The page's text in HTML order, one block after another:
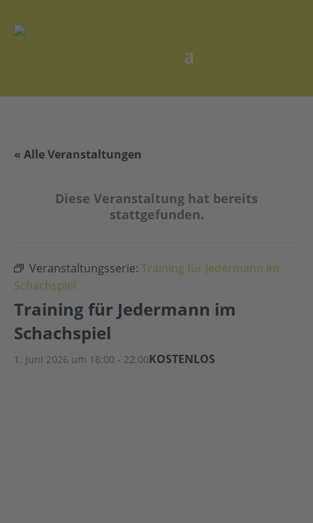
« Alle Veranstaltungen
Diese Veranstaltung hat bereits
stattgefunden.
Veranstaltungsserie: Training für Jedermann im
Schachspiel
Training für Jedermann im
Schachspiel
1. Juni 2026 um 18:00 - 22:00KOSTENLOS